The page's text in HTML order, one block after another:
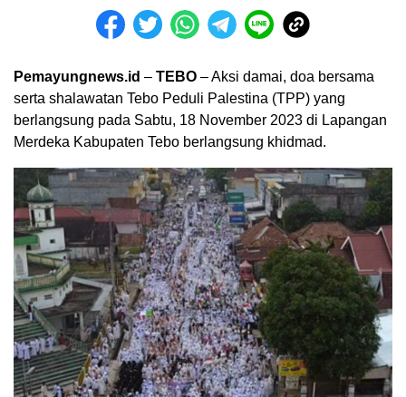
Pemayungnews.id – TEBO – Aksi damai, doa bersama
serta shalawatan Tebo Peduli Palestina (TPP) yang
berlangsung pada Sabtu, 18 November 2023 di Lapangan
Merdeka Kabupaten Tebo berlangsung khidmad.